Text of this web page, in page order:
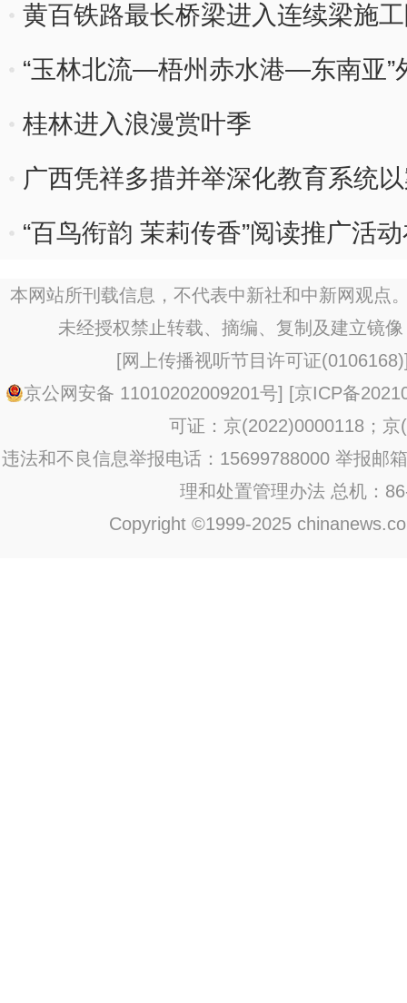
黄百铁路最长桥梁进入连续梁施
“玉林北流—梧州赤水港—东南亚”
桂林进入浪漫赏叶季
广西凭祥多措并举深化教育系统
“百鸟衔韵 茉莉传香”阅读推广活
本网站所刊载信息，不代表中新社和中新网观点
未经授权禁止转载、摘编、复制及建立镜
[网上传播视听节目许可证(0106168)
京公网安备 11010202009201号] [京ICP备
可证：京(2022)0000118；京
违法和不良信息举报电话：15699788000 举报邮
理和处置管理办法 总机：
Copyright ©1999-2025